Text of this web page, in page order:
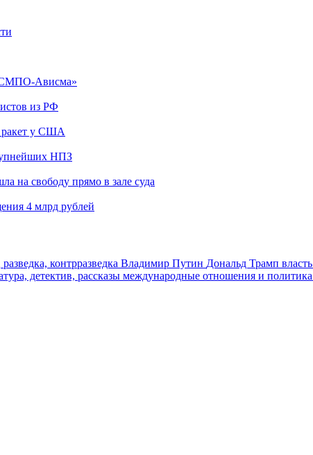
Ависма»
из РФ
ракет у США
НПЗ
на свободу прямо в зале суда
4 млрд рублей
контрразведка Владимир Путин Дональд Трамп власть
детектив, рассказы международные отношения и политика